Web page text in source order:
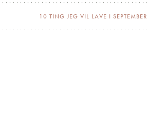
10 TING JEG VIL LAVE I SEPTEMBER